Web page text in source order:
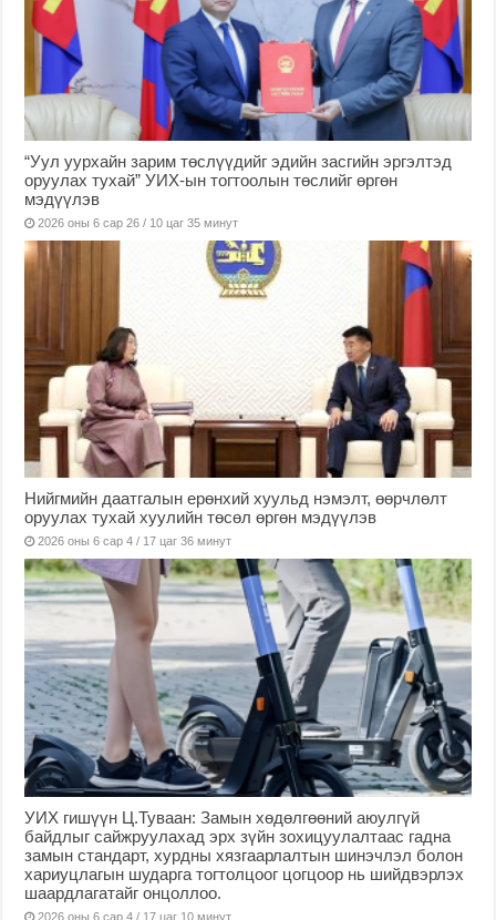
“Уул уурхайн зарим төслүүдийг эдийн засгийн эргэлтэд
оруулах тухай” УИХ-ын тогтоолын төслийг өргөн
мэдүүлэв
2026 оны 6 сар 26 / 10 цаг 35 минут
Нийгмийн даатгалын ерөнхий хуульд нэмэлт, өөрчлөлт
оруулах тухай хуулийн төсөл өргөн мэдүүлэв
2026 оны 6 сар 4 / 17 цаг 36 минут
УИХ гишүүн Ц.Туваан: Замын хөдөлгөөний аюулгүй
байдлыг сайжруулахад эрх зүйн зохицуулалтаас гадна
замын стандарт, хурдны хязгаарлалтын шинэчлэл болон
хариуцлагын шударга тогтолцоог цогцоор нь шийдвэрлэх
шаардлагатайг онцоллоо.
2026 оны 6 сар 4 / 17 цаг 10 минут